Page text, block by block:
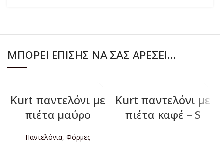
ΜΠΟΡΕΊ ΕΠΊΣΗΣ ΝΑ ΣΑΣ ΑΡΈΣΕΙ…
Kurt παντελόνι με
πιέτα μαύρο
Παντελόνια, Φόρμες
Kurt παντελόνι με
πιέτα καφέ – S